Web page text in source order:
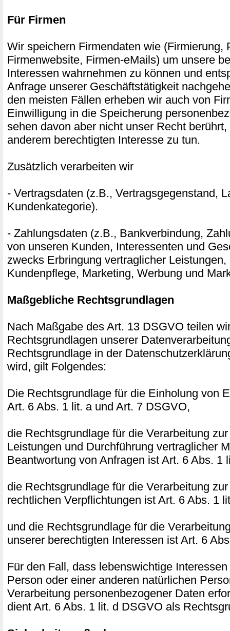
Für Firmen
Wir speichern Firmendaten wie (Firmierung,
Firmenwebsite, Firmen-eMails) um unsere
Interessen wahrnehmen zu können und
Anfrage unserer Geschäftstätigkeit
den meisten Fällen erheben wir auch von
Einwilligung in die Speicherung
sehen davon aber nicht unser Recht
anderem berechtigten Interesse zu tun.
Zusätzlich verarbeiten wir
- Vertragsdaten (z.B., Vertragsgegenstand,
Kundenkategorie).
- Zahlungsdaten (z.B., Bankverbindung,
von unseren Kunden, Interessenten und
zwecks Erbringung vertraglicher
Kundenpflege, Marketing, Werbung und
Maßgebliche Rechtsgrundlagen
Nach Maßgabe des Art. 13 DSGVO teilen
Rechtsgrundlagen unserer
Rechtsgrundlage in der
wird, gilt Folgendes:
Die Rechtsgrundlage für die Einholung von
Art. 6 Abs. 1 lit. a und Art. 7 DSGVO,
die Rechtsgrundlage für die Verarbeitung
Leistungen und Durchführung vertraglicher
Beantwortung von Anfragen ist Art. 6 Abs. 1
die Rechtsgrundlage für die Verarbeitung
rechtlichen Verpflichtungen ist Art. 6 Abs. 1
und die Rechtsgrundlage für die
unserer berechtigten Interessen ist Art. 6
Für den Fall, dass lebenswichtige
Person oder einer anderen natürlichen
Verarbeitung personenbezogener Daten
dient Art. 6 Abs. 1 lit. d DSGVO als